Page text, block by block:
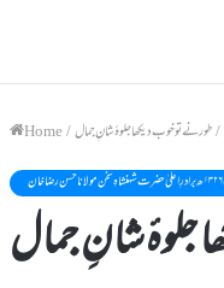
Home/ /طور نے تو خوب دیکھا جلوۂ شانِ جمال
جلوۂ شانِ جمال